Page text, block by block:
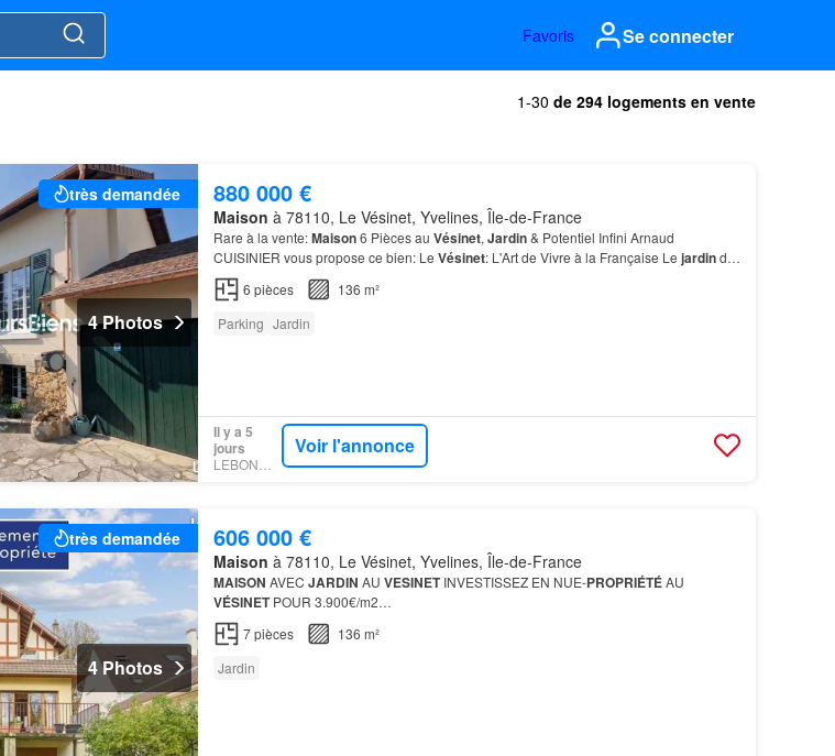
Favoris Se connecter
1-30 de 294 logements en vente
très demandée
4 Photos
880 000 €
Maison à 78110, Le Vésinet, Yvelines, Île-de-France
Rare à la vente:Maison6 Pièces au Vésinet, Jardin& Potentiel Infini Arnaud
CUISINIER vous propose ce bien: Le Vésinet: L'Art de Vivre à la Française Le jardinde
350m², pensé comme un havre de paix, invite à la détente ou…
6 pièces
136 m²
Parking Jardin
Il y a 5
jours
LEBONCOIN
Voir l'annonce
très demandée
4 Photos
606 000 €
Maison à 78110, Le Vésinet, Yvelines, Île-de-France
MAISON AVEC JARDIN AU VESINETINVESTISSEZ EN NUE-PROPRIÉTÉAU
VÉSINETPOUR 3.900€/m2…
7pièces
136 m²
Jardin